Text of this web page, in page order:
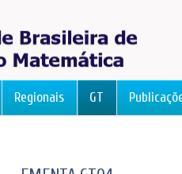
Regionais GT